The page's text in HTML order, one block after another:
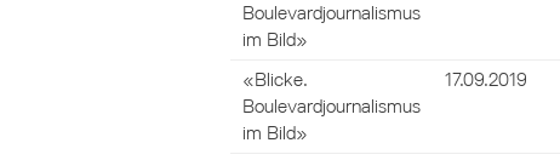
Boulevardjournalismus
im Bild»
«Blicke.
Boulevardjournalismus
im Bild»
17.09.2019